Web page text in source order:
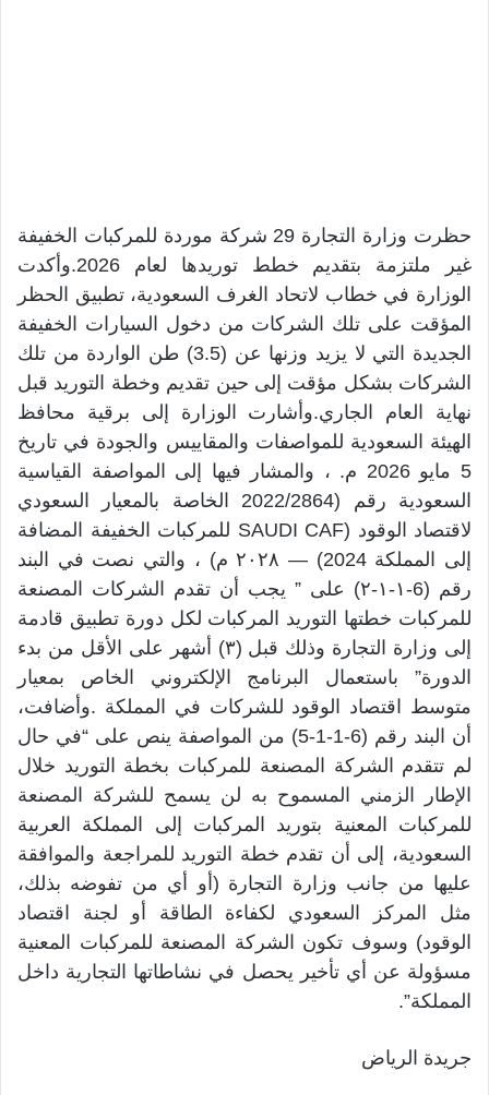
حظرت وزارة التجارة 29 شركة موردة للمركبات الخفيفة
غير ملتزمة بتقديم خطط توريدها لعام 2026.وأكدت
الوزارة في خطاب لاتحاد الغرف السعودية، تطبيق الحظر
المؤقت على تلك الشركات من دخول السيارات الخفيفة
الجديدة التي لا يزيد وزنها عن (3.5) طن الواردة من تلك
الشركات بشكل مؤقت إلى حين تقديم وخطة التوريد قبل
نهاية العام الجاري.وأشارت الوزارة إلى برقية محافظ
الهيئة السعودية للمواصفات والمقاييس والجودة في تاريخ
5 مايو 2026 م. ، والمشار فيها إلى المواصفة القياسية
السعودية رقم (2022/2864 الخاصة بالمعيار السعودي
لاقتصاد الوقود (SAUDI CAF للمركبات الخفيفة المضافة
إلى المملكة 2024) — ۲۰۲۸ م) ، والتي نصت في البند
رقم (6-۱-۱-۲) على ” يجب أن تقدم الشركات المصنعة
للمركبات خطتها التوريد المركبات لكل دورة تطبيق قادمة
إلى وزارة التجارة وذلك قبل (۳) أشهر على الأقل من بدء
الدورة” باستعمال البرنامج الإلكتروني الخاص بمعيار
متوسط اقتصاد الوقود للشركات في المملكة .وأضافت،
أن البند رقم (6-1-1-5) من المواصفة ينص على “في حال
لم تتقدم الشركة المصنعة للمركبات بخطة التوريد خلال
الإطار الزمني المسموح به لن يسمح للشركة المصنعة
للمركبات المعنية بتوريد المركبات إلى المملكة العربية
السعودية، إلى أن تقدم خطة التوريد للمراجعة والموافقة
عليها من جانب وزارة التجارة (أو أي من تفوضه بذلك،
مثل المركز السعودي لكفاءة الطاقة أو لجنة اقتصاد
الوقود) وسوف تكون الشركة المصنعة للمركبات المعنية
مسؤولة عن أي تأخير يحصل في نشاطاتها التجارية داخل
المملكة”.
جريدة الرياض